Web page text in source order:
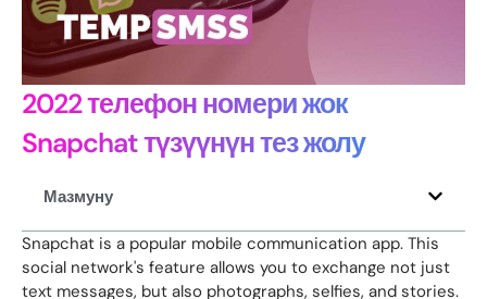
2022 телефон номери жок
Snapchat түзүүнүн тез жолу
Мазмуну
Snapchat is a popular mobile communication app. This
social network's feature allows you to exchange not just
text messages, but also photographs, selfies, and stories.